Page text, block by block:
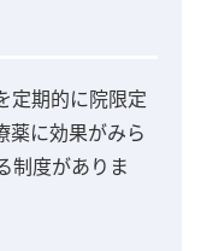
定期的に院限定
薬に効果がみら
制度がありま